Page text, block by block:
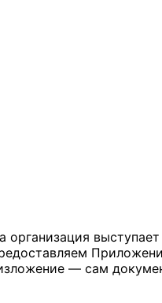
организация выступает
— сам